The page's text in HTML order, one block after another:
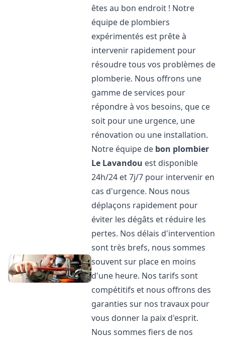
êtes au bon endroit ! Notre
équipe de plombiers
expérimentés est prête à
intervenir rapidement pour
résoudre tous vos problèmes de
plomberie. Nous offrons une
gamme de services pour
répondre à vos besoins, que ce
soit pour une urgence, une
rénovation ou une installation.
Notre équipe de bon plombier
Le Lavandou est disponible
24h/24 et 7j/7 pour intervenir en
cas d'urgence. Nous nous
déplaçons rapidement pour
éviter les dégâts et réduire les
pertes. Nos délais d'intervention
sont très brefs, nous sommes
souvent sur place en moins
d'une heure. Nos tarifs sont
compétitifs et nous offrons des
garanties sur nos travaux pour
vous donner la paix d'esprit.
Nous sommes fiers de nos